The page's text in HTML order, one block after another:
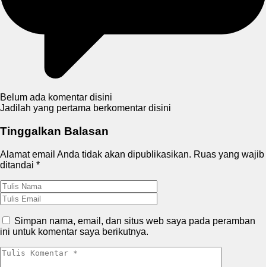
Belum ada komentar disini
Jadilah yang pertama berkomentar disini
Tinggalkan Balasan
Alamat email Anda tidak akan dipublikasikan. Ruas yang wajib
ditandai *
Simpan nama, email, dan situs web saya pada peramban
ini untuk komentar saya berikutnya.